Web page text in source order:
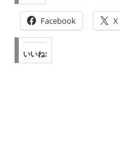
Facebook X
いいね: